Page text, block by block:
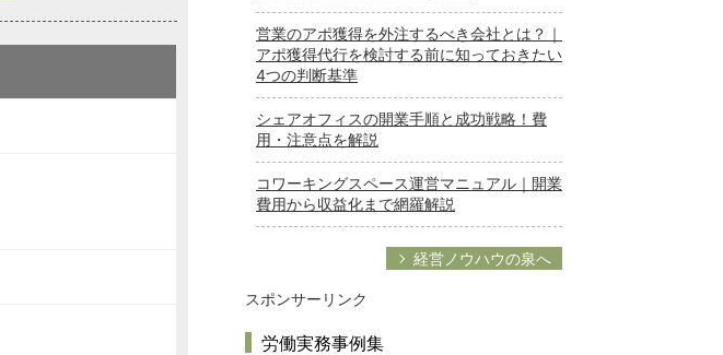
営業のアポ獲得を外注するべき会社とは？｜
アポ獲得代行を検討する前に知っておきたい
4つの判断基準
シェアオフィスの開業手順と成功戦略！費
用・注意点を解説
コワーキングスペース運営マニュアル｜開業
費用から収益化まで網羅解説
経営ノウハウの泉へ
スポンサーリンク
労働実務事例集